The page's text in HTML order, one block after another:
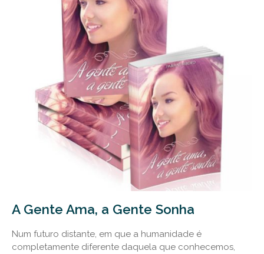
A Gente Ama, a Gente Sonha
Num futuro distante, em que a humanidade é
completamente diferente daquela que conhecemos,